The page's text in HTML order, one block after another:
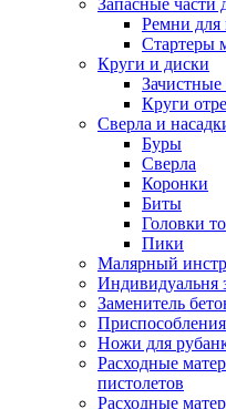
Ремни для
Стартеры
Круги и диски
Круги
Сверла и
Буры
Сверла
Коронки
Биты
Головки
Пики
Малярный
Индивидуальня
Заменитель
Ножи для
Расходные
пистолетов
Расходные